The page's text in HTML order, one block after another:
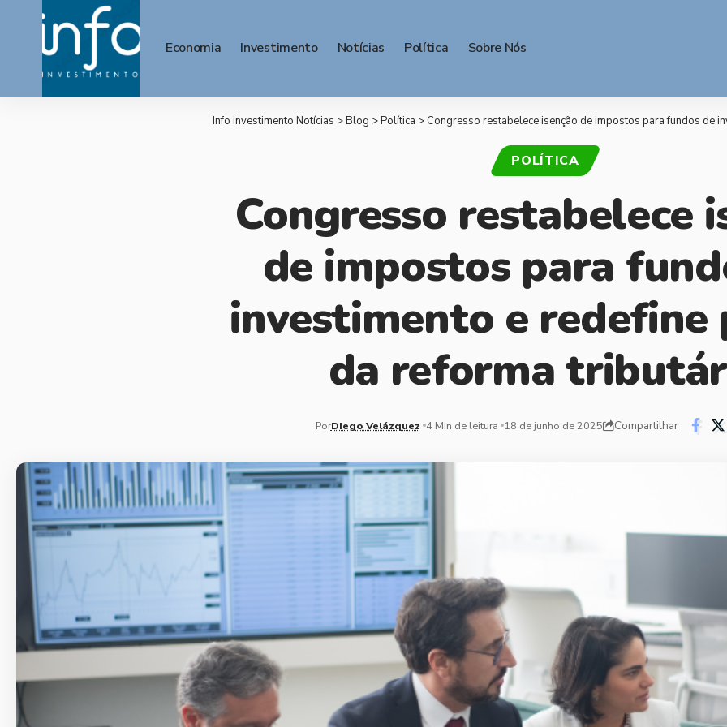
Economia Investimento Notícias Política Sobre Nós
Info investimento Notícias >Blog >Política > Congresso restabelece isenção de impostos para fundos de investimento
POLÍTICA
Congresso restabelece
de impostos para
investimento e redefine
da reforma
PorDiego Velázquez 4 Min de leitura 18 de junho de 2025 Compartilhar